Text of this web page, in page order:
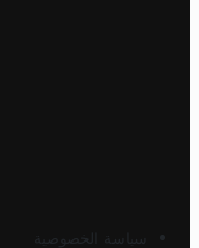
سياسة الخصوصية